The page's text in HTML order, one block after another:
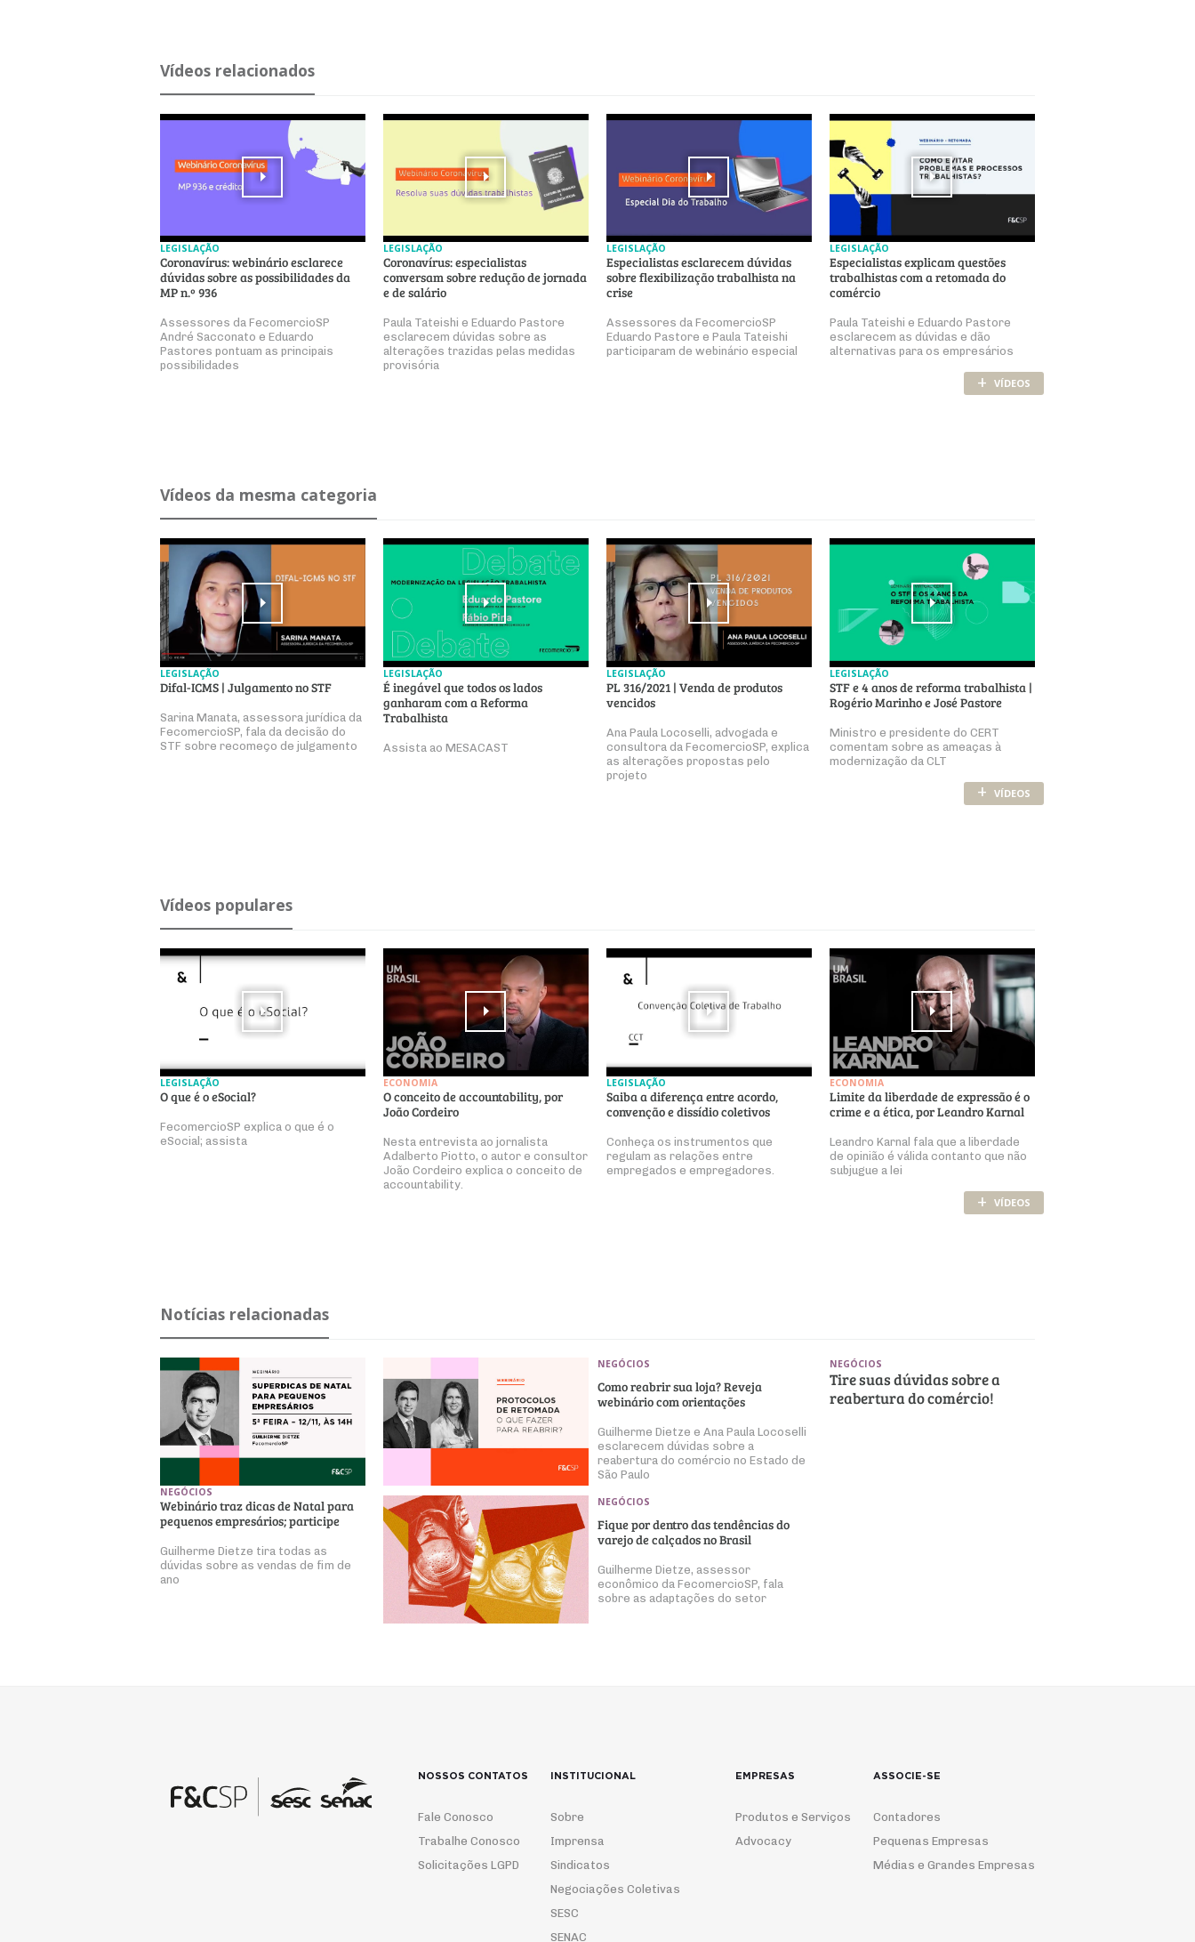
Ví­deos re­la­ci­o­nados
LEGISLAÇÃO
Coronavírus: webinário esclarece
dúvidas sobre as possibilidades da
MP n.º 936
Assessores da FecomercioSP
André Sacconato e Eduardo
Pastores pontuam as principais
possibilidades
LEGISLAÇÃO
Coronavírus: especialistas
conversam sobre redução de jornada
e de salário
Paula Tateishi e Eduardo Pastore
esclarecem dúvidas sobre as
alterações trazidas pelas medidas
provisória
LEGISLAÇÃO
Especialistas esclarecem dúvidas
sobre flexibilização trabalhista na
crise
Assessores da FecomercioSP
Eduardo Pastore e Paula Tateishi
participaram de webinário especial
LEGISLAÇÃO
Especialistas explicam questões
trabalhistas com a retomada do
comércio
Paula Tateishi e Eduardo Pastore
esclarecem as dúvidas e dão
alternativas para os empresários
+ VÍDEOS
Ví­deos da mesma ca­te­goria
LEGISLAÇÃO
Difal-ICMS | Julgamento no STF
Sarina Manata, assessora jurídica da
FecomercioSP, fala da decisão do
STF sobre recomeço de julgamento
LEGISLAÇÃO
É inegável que todos os lados
ganharam com a Reforma
Trabalhista
Assista ao MESACAST
LEGISLAÇÃO
PL 316/2021 | Venda de produtos
vencidos
Ana Paula Locoselli, advogada e
consultora da FecomercioSP, explica
as alterações propostas pelo
projeto
LEGISLAÇÃO
STF e 4 anos de reforma trabalhista |
Rogério Marinho e José Pastore
Ministro e presidente do CERT
comentam sobre as ameaças à
modernização da CLT
+ VÍDEOS
Ví­deos po­pu­lares
LEGISLAÇÃO
O que é o eSocial?
FecomercioSP explica o que é o
eSocial; assista
ECONOMIA
O conceito de accountability, por
João Cordeiro
Nesta entrevista ao jornalista
Adalberto Piotto, o autor e consultor
João Cordeiro explica o conceito de
accountability.
LEGISLAÇÃO
Saiba a diferença entre acordo,
convenção e dissídio coletivos
Conheça os instrumentos que
regulam as relações entre
empregados e empregadores.
ECONOMIA
Limite da liberdade de expressão é o
crime e a ética, por Leandro Karnal
Leandro Karnal fala que a liberdade
de opinião é válida contanto que não
subjugue a lei
+ VÍDEOS
Notícias relacionadas
NEGÓCIOS
Webinário traz dicas de Natal para
pequenos empresários; participe
Guilherme Dietze tira todas as
dúvidas sobre as vendas de fim de
ano
NEGÓCIOS
Como reabrir sua loja? Reveja
webinário com orientações
Guilherme Dietze e Ana Paula Locoselli
esclarecem dúvidas sobre a
reabertura do comércio no Estado de
São Paulo
NEGÓCIOS
Fique por dentro das tendências do
varejo de calçados no Brasil
Guilherme Dietze, assessor
econômico da FecomercioSP, fala
sobre as adaptações do setor
NEGÓCIOS
Tire suas dúvidas sobre a
reabertura do comércio!
NOSSOS CONTATOS
Fale Conosco
Trabalhe Conosco
Solicitações LGPD
INSTITUCIONAL
Sobre
Imprensa
Sindicatos
Negociações Coletivas
SESC
SENAC
EMPRESAS
Produtos e Serviços
Advocacy
ASSOCIE-SE
Contadores
Pequenas Empresas
Médias e Grandes Empresas